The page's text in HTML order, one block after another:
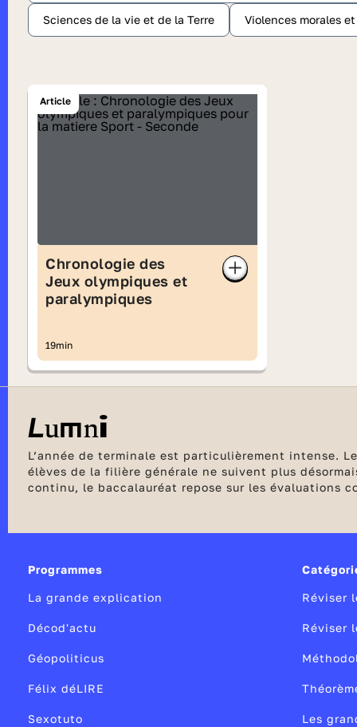
Sciences de la vie et de la Terre Violences morales
Article
Chronologie des
Jeux olympiques et
paralympiques
19min
L’année de terminale est particulièrement intense.
élèves de la filière générale ne suivent plus
continu, le baccalauréat repose sur les évaluations
Programmes
La grande explication
Décod'actu
Géopoliticus
Félix déLIRE
Sexotuto
Réviser
Réviser
Les